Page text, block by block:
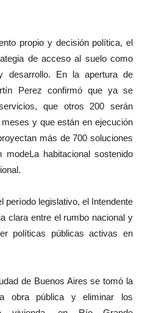
propio y decisión política, el
de acceso al suelo como
desarrollo. En la apertura de
Perez confirmó que ya se
que otros 200 serán
y que están en ejecución
más de 700 soluciones
modeLa habitacional sostenido
período legislativo, el Intendente
clara entre el rumbo nacional y
políticas públicas activas en
de Buenos Aires se tomó la
obra pública y eliminar los